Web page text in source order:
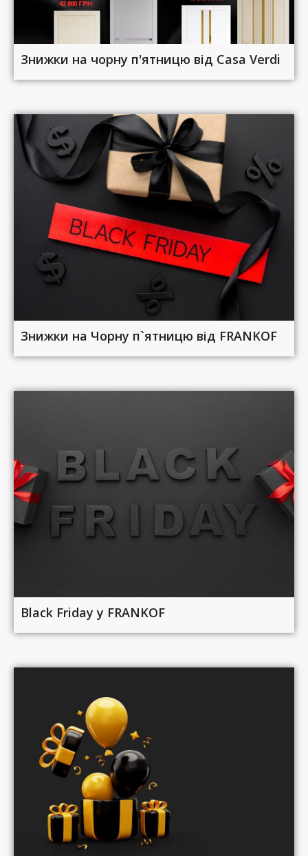
Знижки на чорну п'ятницю від Casa Verdi
Знижки на Чорну п`ятницю від FRANKOF
Black Friday у FRANKOF